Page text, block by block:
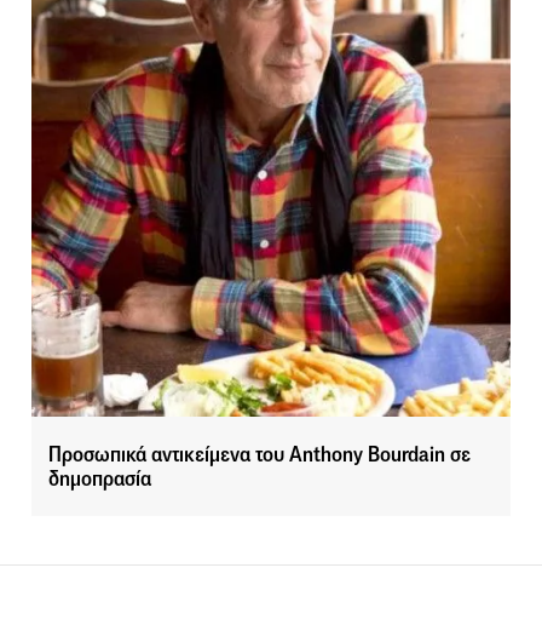
Προσωπικά αντικείμενα του Anthony Bourdain σε
δημοπρασία